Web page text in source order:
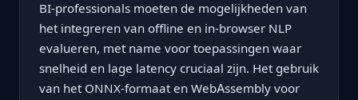
BI-professionals moeten de mogelijkheden van
het integreren van offline en in-browser NLP
evalueren, met name voor toepassingen waar
snelheid en lage latency cruciaal zijn. Het gebruik
van het ONNX-formaat en WebAssembly voor